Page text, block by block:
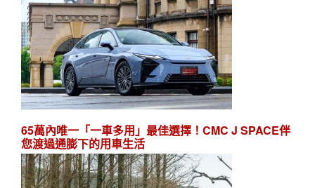
65萬內唯一「一車多用」最佳選擇！CMC J SPACE伴
您渡過通膨下的用車生活